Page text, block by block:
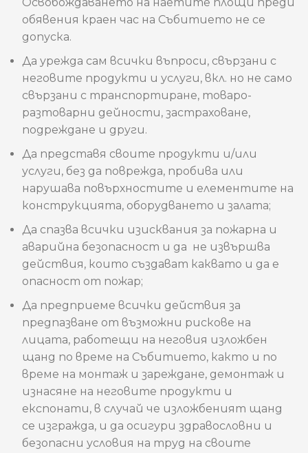
обявения краен час на Събитието не се
допуска.
Да урежда сам всички въпроси, свързани с
неговите продукти и услуги, вкл. но не само
свързани с транспортиране, товаро-
разтоварни дейности, застраховане,
подреждане и други.
Да представя своите продукти и/или
услуги, без да поврежда, пробива или
нарушава повърхностите и елементите на
конструкцията, оборудването и залата;
Да спазва всички изисквания за пожарна и
аварийна безопасност и да не извършва
действия, които създават каквато и да е
опасност от пожар;
Да предприеме всички действия за
предпазване от възможни рискове на
лицата, работещи на неговия изложбен
щанд по време на Събитието, както и по
време на монтаж и зареждане, демонтаж и
изнасяне на неговите продукти и
експонати, в случай че изложбеният щанд
се изгражда, и да осигури здравословни и
безопасни условия на труд на своите